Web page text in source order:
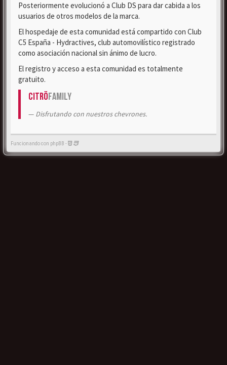
Posteriormente evolucionó a Club DS para dar cabida a los
usuarios de otros modelos de la marca.
El hospedaje de esta comunidad está compartido con Club
C5 España - Hydractives, club automovilístico registrado
como asociación nacional sin ánimo de lucro.
El registro y acceso a esta comunidad es totalmente
gratuito.
CitröFamily
Disfrutando con nuestros chevrones.
Funcionando con phpBB -